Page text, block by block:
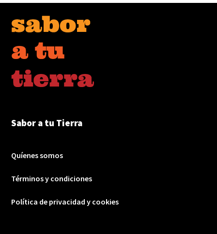
Sabor a tu Tierra
Quíenes somos
Términos y condiciones
Política de privacidad y cookies